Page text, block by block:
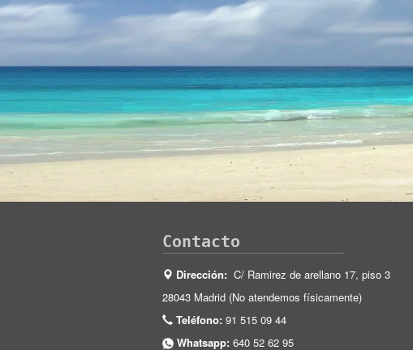
Contacto
Dirección:C/ Ramirez de arellano 17, piso 3
28043 Madrid (No atendemos físicamente)
Teléfono: 91 515 09 44
Whatsapp: 640 52 62 95